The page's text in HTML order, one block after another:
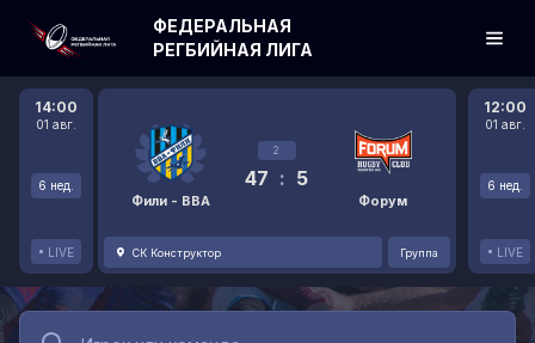
14:00
01 авг.
6 нед.
LIVE
Фили - ВВА
2
47 : 5
Форум
СК Конструктор Группа
12:00
01 авг.
6 нед.
LIVE
ФЕДЕРАЛЬНАЯ
РЕГБИЙНАЯ ЛИГА